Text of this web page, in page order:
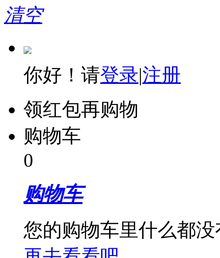
清空
你好！请登录|注册
领红包再购物
购物车
0
购物车
您的购物车里什么都没